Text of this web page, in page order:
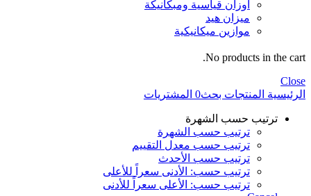
اوزان قياسية ومبكانيكة
ميزان هيد
موازين ميكانيكية
No products in the cart.
Close
الرئيسية المنتجات بحث0 المشتريات
ترتيب حسب الشهرة
ترتيب حسب الشهرة
ترتيب حسب معدل التقييم
ترتيب حسب الأحدث
ترتيب حسب: الأدنى سعراً للأعلى
ترتيب حسب: الأعلى سعراً للأدنى